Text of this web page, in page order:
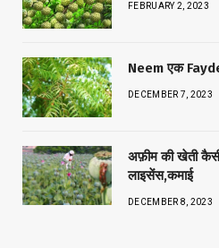
FEBRUARY 2, 2023
Neem एक
DECEMBER 7, 2023
अफ़ीम की खेती
लाइसेंस,कमाई
DECEMBER 8, 2023